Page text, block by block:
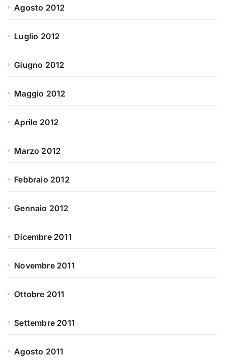
Agosto 2012
Luglio 2012
Giugno 2012
Maggio 2012
Aprile 2012
Marzo 2012
Febbraio 2012
Gennaio 2012
Dicembre 2011
Novembre 2011
Ottobre 2011
Settembre 2011
Agosto 2011